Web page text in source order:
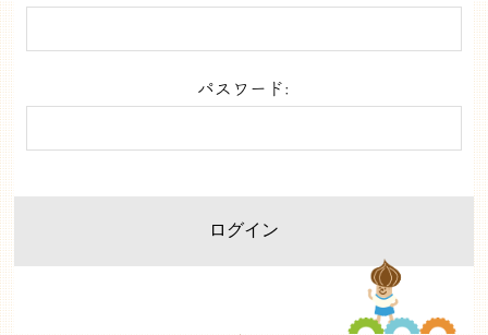
パスワード: